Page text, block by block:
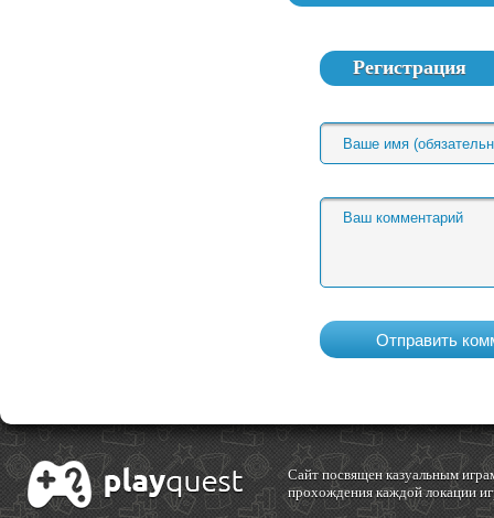
Регистрация
Cайт посвящен казуальным
прохождения каждой локации